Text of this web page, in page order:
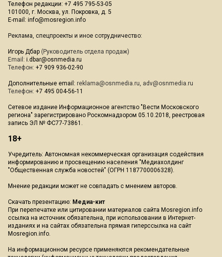
Телефон редакции: +7 495 795-53-05
101000, г. Москва, ул. Покровка, д. 5
E-mail: info@mosregion.info
Реклама, спецпроекты и иное сотрудничество:
Игорь Дбар (Руководитель отдела продаж)
Email: i.dbar@osnmedia.ru
Телефон: +7 909 936-02-90
Дополнительные email: reklama@osnmedia.ru, adv@osnmedia.ru
Телефон: +7 495 004-56-11
Сетевое издание Информационное агентство "Вести Московского
региона" зарегистрировано Роскомнадзором 05.10.2018, реестровая
запись ЭЛ № ФС77-73861.
18+
Учредитель: Автономная некоммерческая организация содействия
информированию и просвещению населения "Медиахолдинг
"Общественная служба новостей" (ОГРН 1187700006328).
Мнение редакции может не совпадать с мнением авторов.
Скачать презентацию: Медиа-кит
При перепечатке или цитировании материалов сайта Mosregion.info
ссылка на источник обязательна, при использовании в Интернет-
изданиях и на сайтах обязательна прямая гиперссылка на сайт
Mosregion.info.
На информационном ресурсе применяются рекомендательные